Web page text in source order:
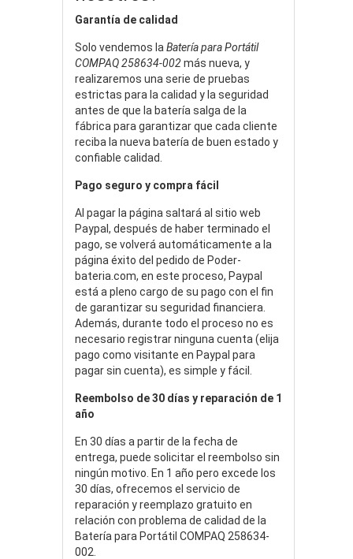
Garantía de calidad
Solo vendemos la Batería para Portátil
COMPAQ 258634-002más nueva, y
realizaremos una serie de pruebas
estrictas para la calidad y la seguridad
antes de que la batería salga de la
fábrica para garantizar que cada cliente
reciba la nueva batería de buen estado y
confiable calidad.
Pago seguro y compra fácil
Al pagar la página saltará al sitio web
Paypal, después de haber terminado el
pago, se volverá automáticamente a la
página éxito del pedido de Poder-
bateria.com, en este proceso, Paypal
está a pleno cargo de su pago con el fin
de garantizar su seguridad financiera.
Además, durante todo el proceso no es
necesario registrar ninguna cuenta (elija
pago como visitante en Paypal para
pagar sin cuenta), es simple y fácil.
Reembolso de 30 días y reparación de 1
año
En 30 días a partir de la fecha de
entrega, puede solicitar el reembolso sin
ningún motivo. En 1 año pero excede los
30 días, ofrecemos el servicio de
reparación y reemplazo gratuito en
relación con problema de calidad de la
Batería para Portátil COMPAQ 258634-
002.